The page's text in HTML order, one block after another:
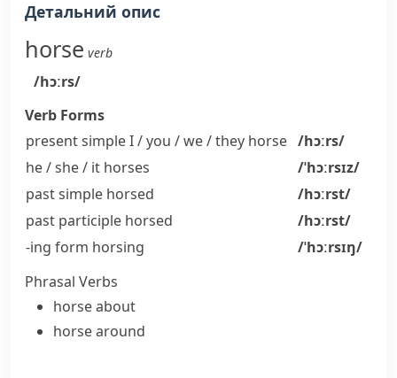
Детальний опис
horse verb
/hɔːrs/
Verb Forms
present simple I / you / we / they horse /hɔːrs/
he / she / it horses
/ˈhɔːrsɪz/
past simple horsed
/hɔːrst/
past participle horsed
/hɔːrst/
-ing form horsing
/ˈhɔːrsɪŋ/
Phrasal Verbs
horse about
horse around